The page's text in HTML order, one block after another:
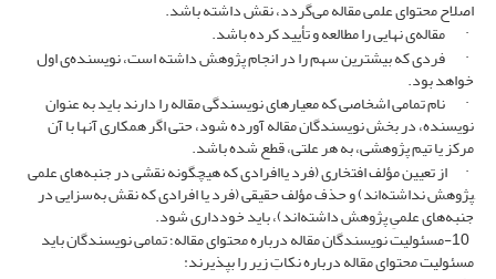
اصلاح محتوای علمی مقاله می‌گردد، نقش داشته باشد.
· مقاله‌ی نهایی را مطالعه و تأیید کرده باشد.
· فردی که بیشترین سهم را در انجام پژوهش داشته است، نویسنده‌ی اول
خواهد بود.
· نام تمامی اشخاصی که معیارهای نویسندگی مقاله را دارند باید به عنوان
نویسنده، در بخش نویسندگان مقاله آورده شود، حتی اگر همکاری آنها با آن
مرکز یا تیم پژوهشی، به هر علتی، قطع شده باشد.
· از تعیین مؤلف افتخاری (فرد یاافرادی که هیچگونه نقشی در جنبه‌های علمی
ِپژوهش نداشته‌اند) و حذف مؤلف حقیقی (فرد یا افرادی که نقش به‌سزایی در
جنبه‌های علمیِ پژوهش داشته‌اند)، باید خودداری شود.
10-مسئولیت نویسندگان مقاله درباره محتوای مقاله؛ تمامی نویسندگان باید
مسئولیت محتوای مقاله درباره نکاتِ زیر را بپذیرند: